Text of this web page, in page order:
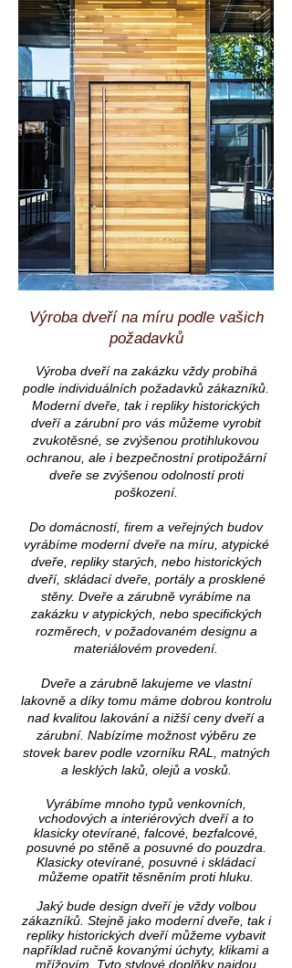
Výroba dveří na míru podle vašich
požadavků
Výroba dveří na zakázku vždy probíhá
podle individuálních požadavků zákazníků.
Moderní dveře, tak i repliky historických
dveří a zárubní pro vás můžeme vyrobit
zvukotěsné, se zvýšenou protihlukovou
ochranou, ale i bezpečnostní protipožární
dveře se zvýšenou odolností proti
poškození.
Do domácností, firem a veřejných budov
vyrábíme moderní dveře na míru, atypické
dveře, repliky starých, nebo historických
dveří, skládací dveře, portály a prosklené
stěny. Dveře a zárubně vyrábíme na
zakázkuv atypických, nebo specifických
rozměrech, v požadovaném designu a
materiálovém provedení.
Dveře a zárubně lakujeme ve vlastní
lakovně a díky tomu máme dobrou kontrolu
nad kvalitou lakování a nižší ceny dveří a
zárubní. Nabízíme možnost výběru ze
stovek barev podle vzorníku RAL, matných
a lesklých laků, olejů a vosků.
Vyrábíme mnoho typů venkovních,
vchodových a interiérových dveří a to
klasicky otevírané, falcové, bezfalcové,
posuvné po stěně a posuvné do pouzdra.
Klasicky otevírané, posuvné i skládací
můžeme opatřit těsněním proti hluku.
Jaký budedesign dveří je vždy volbou
zákazníků. Stejně jako moderní dveře, tak i
repliky historických dveří můžeme vybavit
například ručně kovanými úchyty, klikami a
mřížovím. Tyto stylové doplňky najdou